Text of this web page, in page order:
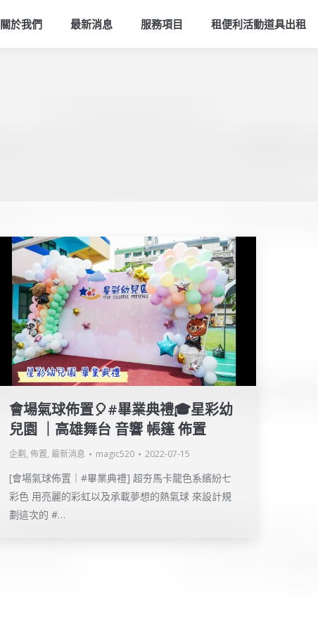
關於我們 最新消息 服務項目 租便利活動道具出租
會場氣球佈置🎈#畢業典禮🎓星彩幼
兒園 ｜高雄舞台 音響 帳篷 佈置
企劃 , 佈置, 最新消息 magic520 2022-07-15
[會場氣球佈置｜#畢業典禮] 超夯馬卡龍色系繽紛七
彩色 用亮麗的彩虹以及承載夢想的熱氣球 來設計規
劃這次的 #…